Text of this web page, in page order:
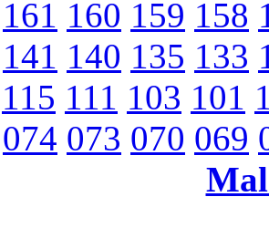
161 160 159 158
141 140 135 133
115 111 103 101
074 073 070 069